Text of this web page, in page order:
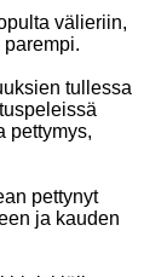
välieriin,
tullessa
pettymys,
pettynyt
ja kauden